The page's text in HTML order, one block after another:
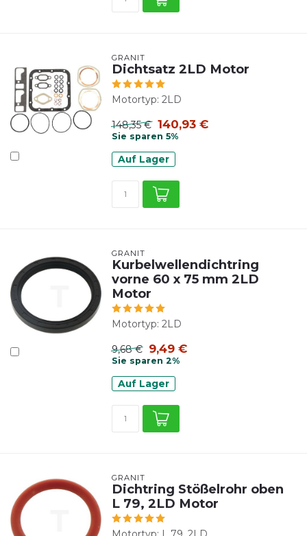
GRANIT
Dichtsatz 2LD Motor
Motortyp: 2LD
148,35 € 140,93 €
Sie sparen 5%
Auf Lager
GRANIT
Kurbelwellendichtring
vorne 60 x 75 mm 2LD
Motor
Motortyp: 2LD
9,68 € 9,49 €
Sie sparen 2%
Auf Lager
GRANIT
Dichtring Stößelrohr oben
L 79, 2LD Motor